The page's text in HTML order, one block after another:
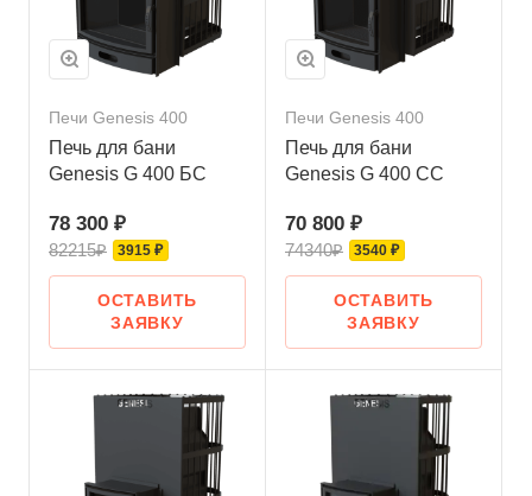
Печи Genesis 400
Печь для бани
Genesis G 400 БС
78 300 ₽
82215₽ 3915 ₽
ОСТАВИТЬ
ЗАЯВКУ
Печи Genesis 400
Печь для бани
Genesis G 400 СС
70 800 ₽
74340₽ 3540 ₽
ОСТАВИТЬ
ЗАЯВКУ